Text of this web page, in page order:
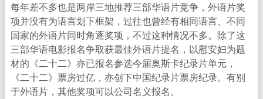
每年差不多也是两岸三地推荐三部华语片竞争，外语片奖
项并没有为语言划下框架，过往也曾经有相同语言、不同
国家的外语片同时角逐奖项，不过这种情况不多。除了这
三部华语电影报名争取获最佳外语片提名，以慰安妇为题
材的《二十二》亦已报名参选今届奥斯卡纪录片单元，
《二十二》票房过亿，亦创下中国纪录片票房纪录。有别
于外语片，其他奖项可以公司名义报名。